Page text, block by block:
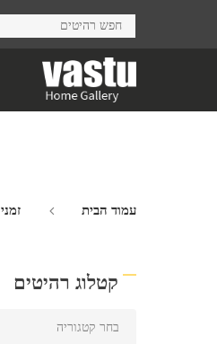
עמוד הבית זמני
קטלוג רהיטים